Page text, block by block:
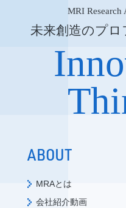
MRI Research
未来創造のプ
ABOUT
MRAとは
会社紹介動画